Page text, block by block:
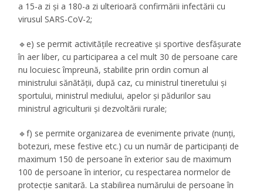
a 15-a zi și a 180-a zi ulterioară confirmării infectării cu
virusul SARS-CoV-2;
🔹e) se permit activitățile recreative și sportive desfășurate
în aer liber, cu participarea a cel mult 30 de persoane care
nu locuiesc împreună, stabilite prin ordin comun al
ministrului sănătății, după caz, cu ministrul tineretului și
sportului, ministrul mediului, apelor și pădurilor sau
ministrul agriculturii și dezvoltării rurale;
🔹f) se permite organizarea de evenimente private (nunți,
botezuri, mese festive etc.) cu un număr de participanți de
maximum 150 de persoane în exterior sau de maximum
100 de persoane în interior, cu respectarea normelor de
protecție sanitară. La stabilirea numărului de persoane în